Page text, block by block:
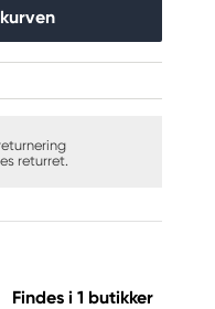
returret.
Findes i 1 butikker